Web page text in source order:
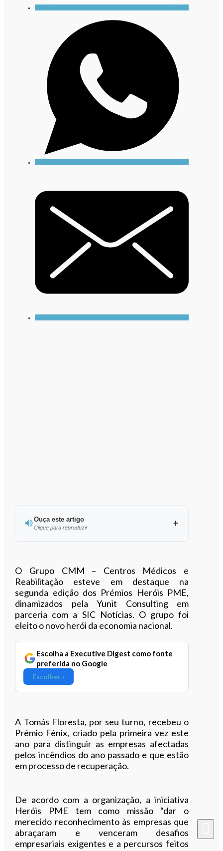
Ouça este artigo
Clique para reproduzir
O Grupo CMM – Centros Médicos e
Reabilitação esteve em destaque na
segunda edição dos Prémios Heróis PME,
dinamizados pela Yunit Consulting em
parceria com a SIC Notícias. O grupo foi
eleito o novo herói da economia nacional.
Escolha a Executive Digest como fonte
preferida no Google
Escolher ›
A Tomás Floresta, por seu turno, recebeu o
Prémio Fénix, criado pela primeira vez este
ano para distinguir as empresas afectadas
pelos incêndios do ano passado e que estão
em processo de recuperação.
De acordo com a organização, a iniciativa
Heróis PME tem como missão “dar o
merecido reconhecimento às empresas que
abraçaram e venceram desafios
empresariais exigentes e a percursos feitos